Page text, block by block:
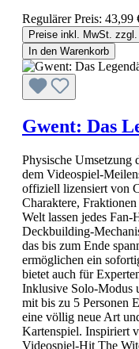
Regulärer Preis: 43,99
Preise inkl. MwSt.
In den Warenkorb
Gwent: Das
Physische Umsetzung
dem Videospiel-
offiziell lizensiert von
Charaktere,
Welt lassen jedes
Deckbuilding-
das bis zum Ende
ermöglichen ein
bietet auch für
Inklusive Solo-Modus
mit bis zu 5 Personen
eine völlig neue Art
Kartenspiel. Inspiriert
Videospiel-Hit The